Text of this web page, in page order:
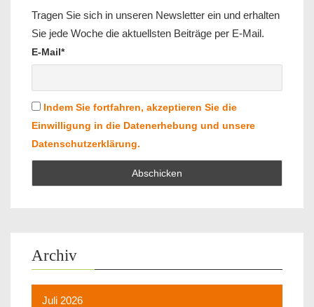
Tragen Sie sich in unseren Newsletter ein und erhalten
Sie jede Woche die aktuellsten Beiträge per E-Mail.
E-Mail*
Indem Sie fortfahren, akzeptieren Sie die
Einwilligung in die Datenerhebung und unsere
Datenschutzerklärung.
Archiv
Juli 2026